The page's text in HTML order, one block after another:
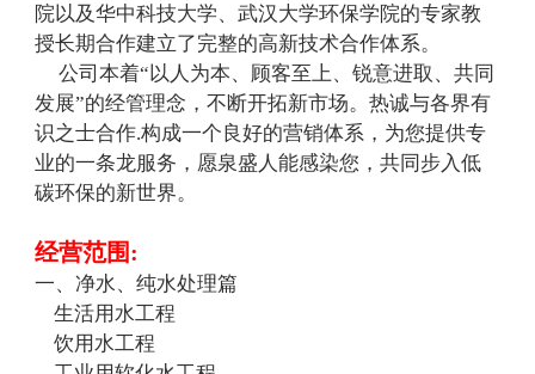
院以及华中科技大学、武汉大学环保学院的专家教
授长期合作建立了完整的高新技术合作体系。
公司本着“以人为本、顾客至上、锐意进取、共同
发展”的经管理念，不断开拓新市场。热诚与各界有
识之士合作.构成一个良好的营销体系，为您提供专
业的一条龙服务，愿泉盛人能感染您，共同步入低
碳环保的新世界。
经营范围:
一、净水、纯水处理篇
生活用水工程
饮用水工程